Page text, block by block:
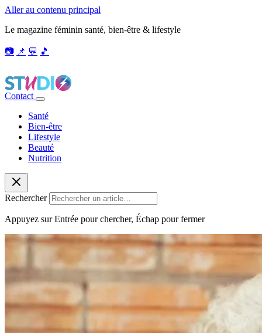
Aller au contenu principal
Le magazine féminin santé, bien-être & lifestyle
📷 📌 💬 🎵
Contact
Santé
Bien-être
Lifestyle
Beauté
Nutrition
Rechercher
Appuyez sur Entrée pour chercher, Échap pour fermer